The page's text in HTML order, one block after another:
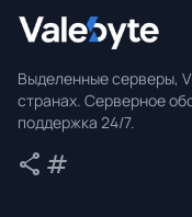
Выделенные серверы,
странах. Серверное
поддержка 24/7.
share Поделиться
tag